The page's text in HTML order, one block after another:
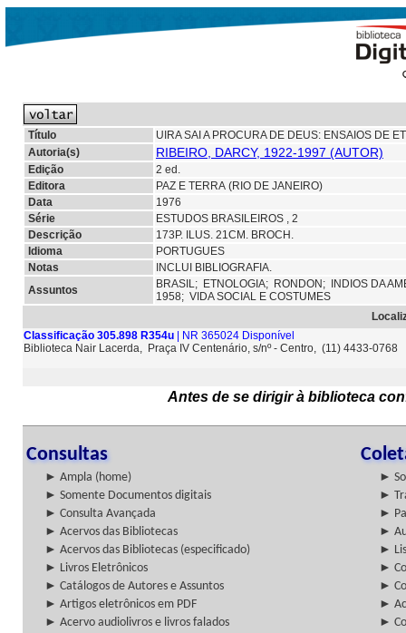
Título
UIRA SAI A PROCURA DE DEUS: ENSAIOS DE
Autoria(s)
RIBEIRO, DARCY, 1922-1997 (AUTOR)
Edição
2 ed.
Editora
PAZ E TERRA (RIO DE JANEIRO)
Data
1976
Série
ESTUDOS BRASILEIROS , 2
Descrição
173P. ILUS. 21CM. BROCH.
Idioma
PORTUGUES
Notas
INCLUI BIBLIOGRAFIA.
Assuntos
BRASIL; ETNOLOGIA; RONDON;
INDIOS DA
1958; VIDA SOCIAL E COSTUMES
Classificação 305.898 R354u | NR 365024 Disponível
Biblioteca Nair Lacerda, Praça IV Centenário, s/nº - Centro, (11) 4433-0768
Antes de se dirigir à biblioteca
Consultas
► Ampla (home)
►
► Somente Documentos digitais
►
► Consulta Avançada
►
► Acervos das Bibliotecas
►
► Acervos das Bibliotecas (especificado)
►
► Livros Eletrônicos
►
► Catálogos de Autores e Assuntos
►
► Artigos eletrônicos em PDF
►
► Acervo audiolivros e livros falados
►